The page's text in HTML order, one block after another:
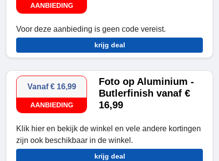
AANBIEDING
Voor deze aanbieding is geen code vereist.
krijg deal
Vanaf € 16,99
AANBIEDING
Foto op Aluminium -
Butlerfinish vanaf €
16,99
Klik hier en bekijk de winkel en vele andere kortingen
zijn ook beschikbaar in de winkel.
krijg deal